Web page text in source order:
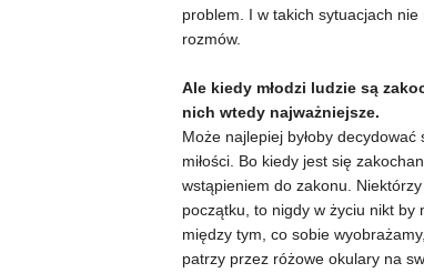
problem. I w takich sytuacjach
rozmów.
Ale kiedy młodzi ludzie są
nich wtedy najważniejsze.
Może najlepiej byłoby
miłości. Bo kiedy jest się
wstąpieniem do zakonu.
początku, to nigdy w życiu nikt by
między tym, co sobie
patrzy przez różowe okulary na